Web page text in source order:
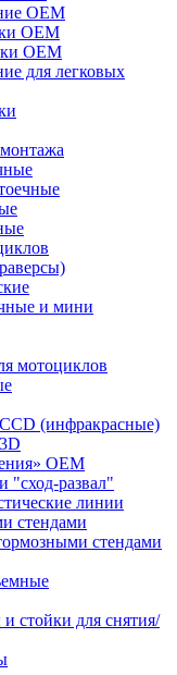
ОЕМ
ОЕМ
ОЕМ
для легковых
и мини
мотоциклов
(инфракрасные)
ОЕМ
"сход-развал"
линии
стендами
стендами
стойки для снятия/